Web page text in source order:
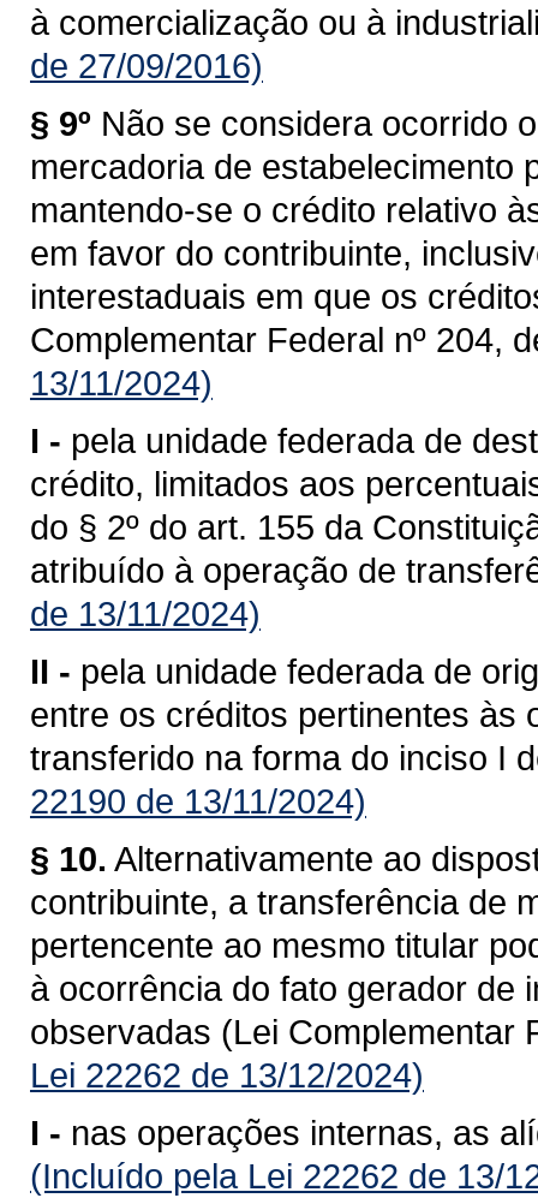
à comercialização ou à
de 27/09/2016)
§ 9º Não se considera ocorrido
mercadoria de estabelecimento
mantendo-se o crédito relativo
em favor do contribuinte,
interestaduais em que os
Complementar Federal nº 204,
13/11/2024)
I - pela unidade federada de
crédito, limitados aos
do § 2º do art. 155 da
atribuído à operação de
de 13/11/2024)
II - pela unidade federada de
entre os créditos pertinentes às
transferido na forma do inciso I
22190 de 13/11/2024)
§ 10. Alternativamente ao
contribuinte, a transferência de
pertencente ao mesmo titular
à ocorrência do fato gerador de
observadas (Lei Complementar
Lei 22262 de 13/12/2024)
I - nas operações internas, as
(Incluído pela Lei 22262 de 13/